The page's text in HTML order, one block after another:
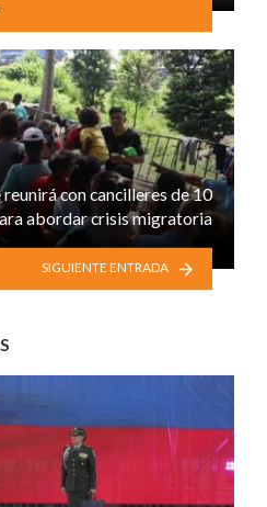
con cancilleres de 10
abordar crisis migratoria
SIGUIENTE ENTRADA